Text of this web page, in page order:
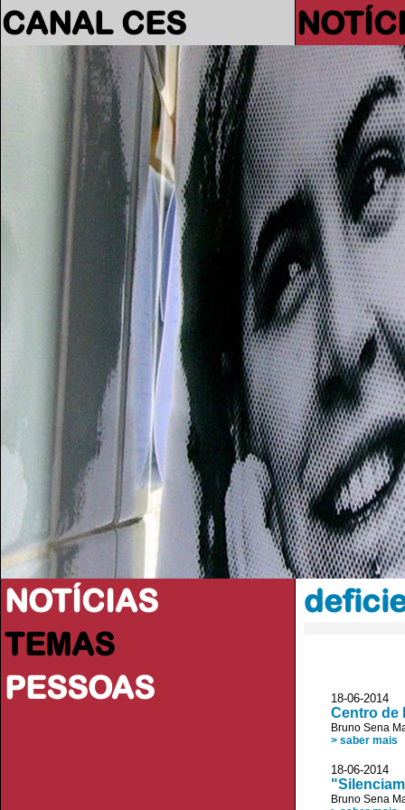
CANAL CES
NOTÍCIAS
TEMAS
PESSOAS
18-06-2014
Centro de
Bruno Sena
> saber mais
18-06-
Bruno Sena